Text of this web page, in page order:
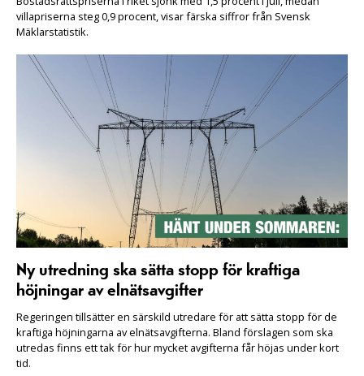
villapriserna steg 0,9 procent, visar färska siffror från Svensk
Mäklarstatistik.
Ny utredning ska sätta stopp för kraftiga
höjningar av elnätsavgifter
Regeringen tillsätter en särskild utredare för att sätta stopp för de
kraftiga höjningarna av elnätsavgifterna. Bland förslagen som ska
utredas finns ett tak för hur mycket avgifterna får höjas under kort
tid.